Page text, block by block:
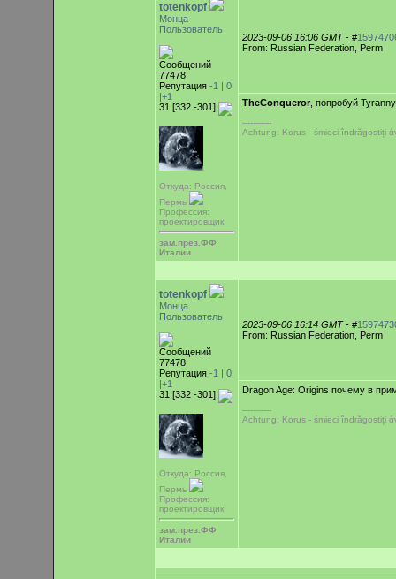
totenkopf
Монца
Пользователь
Сообщений
77478
Репутация -1 | 0
|+1
31 [332 -301]
Откуда: Россия,
Пермь
Профессия:
проектировщик
зам.през.ФФ
Италии
2023-09-06 16:06 GMT- #
From: Russian Federation, Perm
TheConqueror , попробуй
-----------
Achtung: Korus - śmieci îndrăgostiți
totenkopf
Монца
Пользователь
Сообщений
77478
Репутация -1 | 0
|+1
31 [332 -301]
Откуда: Россия,
Пермь
Профессия:
проектировщик
зам.през.ФФ
Италии
2023-09-06 16:14 GMT- #
From: Russian Federation, Perm
Dragon Age: Origins почему в
-----------
Achtung: Korus - śmieci îndrăgostiți